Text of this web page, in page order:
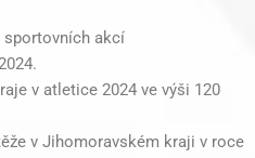
sportovních akcí
v atletice 2024 ve výši 120
v Jihomoravském kraji v roce